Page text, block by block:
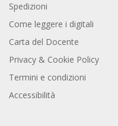
Spedizioni
Come leggere i digitali
Carta del Docente
Privacy & Cookie Policy
Termini e condizioni
Accessibilità